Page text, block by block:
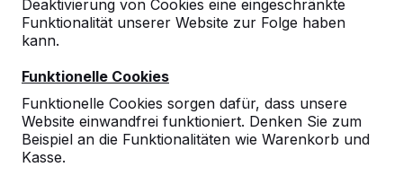
Deaktivierung von Cookies eine eingeschränkte
Funktionalität unserer Website zur Folge haben
kann.
Funktionelle Cookies
Funktionelle Cookies sorgen dafür, dass unsere
Website einwandfrei funktioniert. Denken Sie zum
Beispiel an die Funktionalitäten wie Warenkorb und
Kasse.
Geen reviews gevonden voor deze